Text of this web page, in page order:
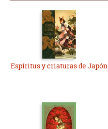
Espíritus y criaturas de Japón